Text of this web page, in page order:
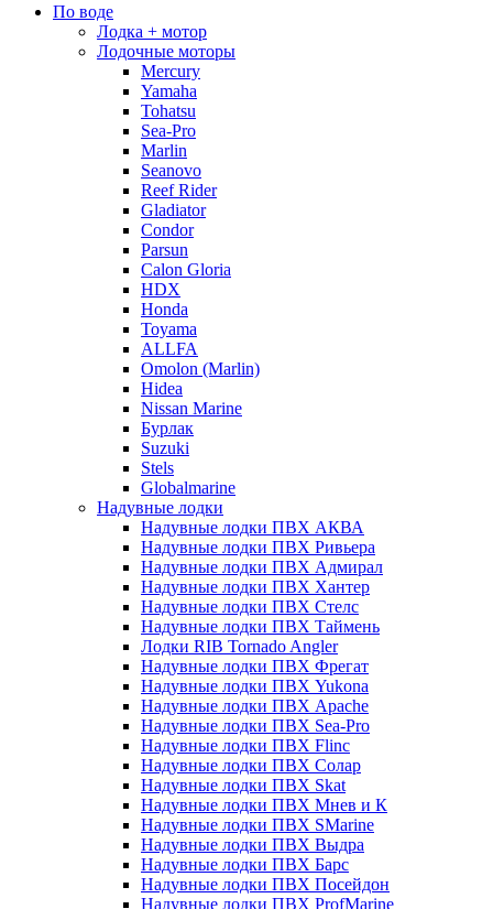
По воде
Лодка + мотор
Лодочные моторы
Mercury
Yamaha
Tohatsu
Sea-Pro
Marlin
Seanovo
Reef Rider
Gladiator
Condor
Parsun
Calon Gloria
HDX
Honda
Toyama
ALLFA
Omolon (Marlin)
Hidea
Nissan Marine
Бурлак
Suzuki
Stels
Globalmarine
Надувные лодки
Надувные лодки ПВХ АКВА
Надувные лодки ПВХ Ривьера
Надувные лодки ПВХ Адмирал
Надувные лодки ПВХ Хантер
Надувные лодки ПВХ Стелс
Надувные лодки ПВХ Таймень
Лодки RIB Tornado Angler
Надувные лодки ПВХ Фрегат
Надувные лодки ПВХ Yukona
Надувные лодки ПВХ Apache
Надувные лодки ПВХ Sea-Pro
Надувные лодки ПВХ Flinc
Надувные лодки ПВХ Солар
Надувные лодки ПВХ Skat
Надувные лодки ПВХ Мнев и К
Надувные лодки ПВХ SMarine
Надувные лодки ПВХ Выдра
Надувные лодки ПВХ Барс
Надувные лодки ПВХ Посейдон
Надувные лодки ПВХ ProfMarine